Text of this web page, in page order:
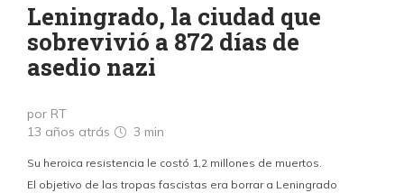
Leningrado, la ciudad que
sobrevivió a 872 días de
asedio nazi
por RT
13 años atrás
3 min
Su heroica resistencia le costó 1,2 millones de muertos.
El objetivo de las tropas fascistas era borrar a Leningrado